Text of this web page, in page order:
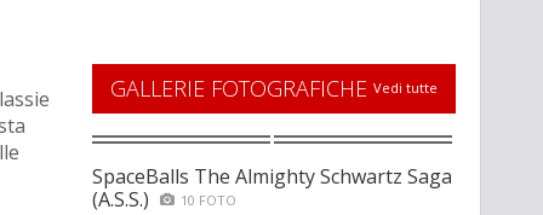
GALLERIE FOTOGRAFICHE Vedi tutte
SpaceBalls The Almighty Schwartz Saga
(A.S.S.)
10 FOTO